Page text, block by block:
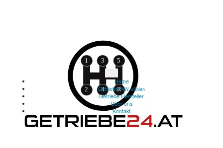
Home
GetriebePKW wählen
Getriebe Hersteller
Über uns
Kontakt